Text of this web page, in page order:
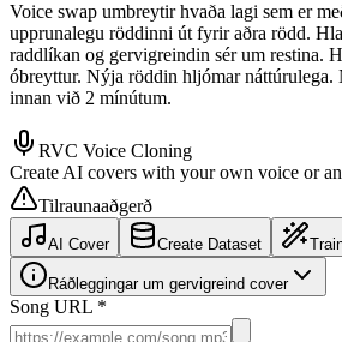
Voice swap umbreytir hvaða lagi sem er
upprunalegu röddinni út fyrir aðra rödd.
raddlíkan og gervigreindin sér um restina.
óbreyttur. Nýja röddin hljómar náttúrulega.
innan við 2 mínútum.
RVC Voice Cloning
Create AI covers with your own voice or
Tilraunaaðgerð
AI Cover Create Dataset
Ráðleggingar um gervigreind cover
Song URL *